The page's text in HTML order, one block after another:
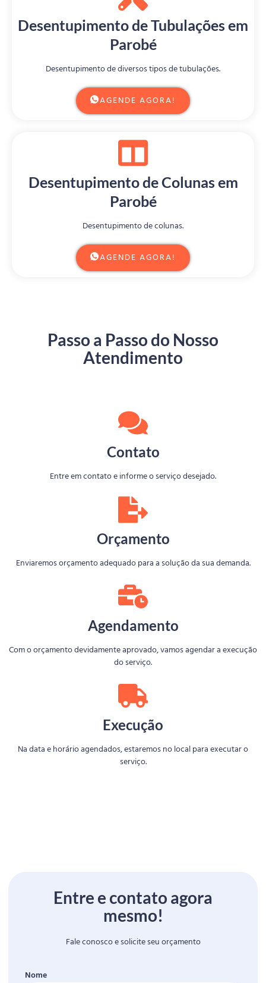
Desentupimento de Tubulações em
Parobé
Desentupimento de diversos tipos de tubulações.
AGENDE AGORA!
Desentupimento de Colunas em
Parobé
Desentupimento de colunas.
AGENDE AGORA!
Passo a Passo do Nosso
Atendimento
Contato
Entre em contato e informe o serviço desejado.
Orçamento
Enviaremos orçamento adequado para a solução da sua demanda.
Agendamento
Com o orçamento devidamente aprovado, vamos agendar a execução
do serviço.
Execução
Na data e horário agendados, estaremos no local para executar o
serviço.
Entre e contato agora
mesmo!
Fale conosco e solicite seu orçamento
Nome